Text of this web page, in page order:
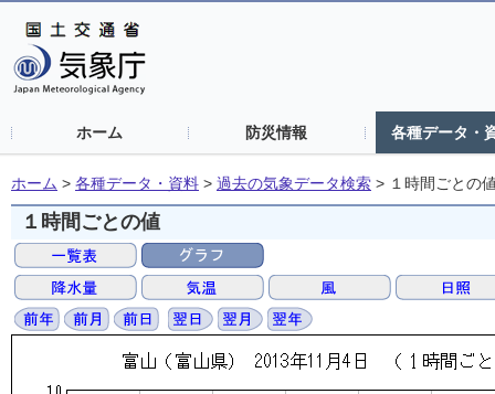
ホーム 防災情報 各種データ・
ホーム > 各種データ・資料 > 過去の気象データ検索 > １時間ごとの
１時間ごとの値